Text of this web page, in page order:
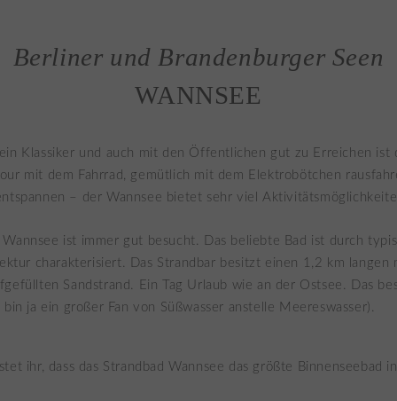
Berliner und Brandenburger Seen
WANNSEE
Klassiker und auch mit den Öffentlichen gut zu Erreichen ist
mit dem Fahrrad, gemütlich mit dem Elektrobötchen
– der Wannsee bietet sehr viel
Wannsee ist immer gut besucht. Das beliebte Bad ist durch
charakterisiert. Das Strandbar besitzt einen 1,2 km langen
Sandstrand. Ein Tag Urlaub wie an der Ostsee. Das
bin ja ein großer Fan von Süßwasser anstelle Meereswasser).
ihr, dass das Strandbad Wannsee das größte Binnenseebad